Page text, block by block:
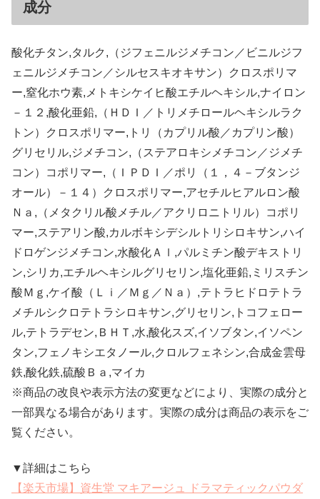
成分
酸化チタン,タルク,（ジフェニルジメチコン／ビニルジフ
ェニルジメチコン／シルセスキオキサン）クロスポリマ
ー,窒化ホウ素,メトキシケイヒ酸エチルヘキシル,ナイロン
－１２,酸化亜鉛,（ＨＤＩ／トリメチロールヘキシルラク
トン）クロスポリマー,トリ（カプリル酸／カプリン酸）
グリセリル,ジメチコン,（ステアロキシメチコン／ジメチ
コン）コポリマー,（ＩＰＤＩ／ポリ（１，４－ブタンジ
オール）－１４）クロスポリマー,アセチルヒアルロン酸
Ｎａ,（メタクリル酸メチル／アクリロニトリル）コポリ
マー,ステアリン酸,カルボキシデシルトリシロキサン,ハイ
ドロゲンジメチコン,水酸化Ａｌ,パルミチン酸デキストリ
ン,シリカ,エチルヘキシルグリセリン,塩化亜鉛,ミリスチン
酸Ｍｇ,ケイ酸（Ｌｉ／Ｍｇ／Ｎａ）,テトラヒドロテトラ
メチルシクロテトラシロキサン,グリセリン,トコフェロー
ル,テトラデセン,ＢＨＴ,水,酸化スズ,イソブタン,イソペン
タン,フェノキシエタノール,クロルフェネシン,合成金雲母
鉄,酸化鉄,硫酸Ｂａ,マイカ
※商品の改良や表示方法の変更などにより、実際の成分と
一部異なる場合があります。実際の成分は商品の表示をご
覧ください。
▼詳細はこちら
【楽天市場】資生堂 マキアージュ ドラマティックパウダ